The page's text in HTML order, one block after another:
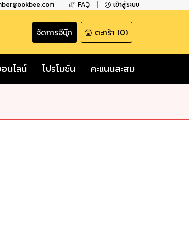
FAQ เข้าสู่ระบบ
จัดการอีบุ๊ก ตะกร้า (0)
นไลน์ โปรโมชั่น คะแนนสะสม